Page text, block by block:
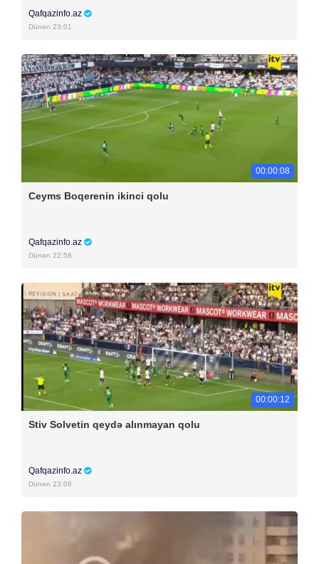
Qafqazinfo.az
Dünən 23:01
00:00:08
Ceyms Boqerenin ikinci qolu
Qafqazinfo.az
Dünən 22:58
00:00:12
Stiv Solvetin qeydə alınmayan qolu
Qafqazinfo.az
Dünən 23:06